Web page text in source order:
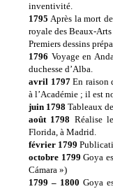
inventivité.
1795Après la mort
royale des Beaux-
Premiers dessins
1796 Voyage en
duchesse d’Alba.
avril 1797En raison
à l’Académie ; il est
juin 1798 Tableaux
août 1798 Réalise
Florida, à Madrid.
février 1799
octobre 1799 Goya
Cámara »)
1799 – 1800 Goya